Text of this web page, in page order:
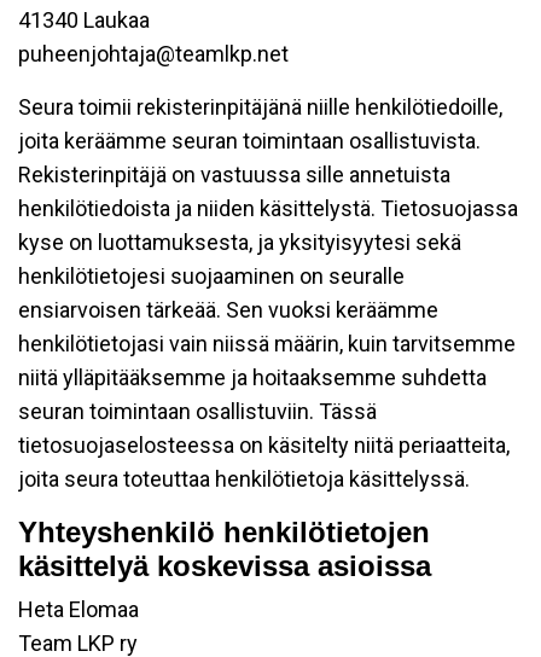
41340 Laukaa
puheenjohtaja@teamlkp.net
Seura toimii rekisterinpitäjänä niille henkilötiedoille,
joita keräämme seuran toimintaan osallistuvista.
Rekisterinpitäjä on vastuussa sille annetuista
henkilötiedoista ja niiden käsittelystä. Tietosuojassa
kyse on luottamuksesta, ja yksityisyytesi sekä
henkilötietojesi suojaaminen on seuralle
ensiarvoisen tärkeää. Sen vuoksi keräämme
henkilötietojasi vain niissä määrin, kuin tarvitsemme
niitä ylläpitääksemme ja hoitaaksemme suhdetta
seuran toimintaan osallistuviin. Tässä
tietosuojaselosteessa on käsitelty niitä periaatteita,
joita seura toteuttaa henkilötietoja käsittelyssä.
Yhteyshenkilö henkilötietojen
käsittelyä koskevissa asioissa
Heta Elomaa
Team LKP ry